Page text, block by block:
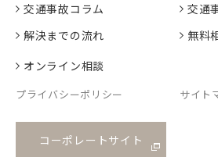
交通事故コラム
交通
解決までの流れ
無料
オンライン相談
プライバシーポリシー サイト
コーポレートサイト